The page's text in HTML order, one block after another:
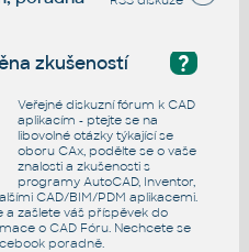
?
zkušeností
Veřejné diskuzní fórum k CAD
aplikacím - ptejte se na
libovolné otázky týkající se
oboru CAx, podělte se o vaše
znalosti a zkušenosti s
programy AutoCAD, Inventor,
CAD/BIM/PDM aplikacemi.
a zašlete váš příspěvek do
o CAD Fóru. Nechcete se
poradně.